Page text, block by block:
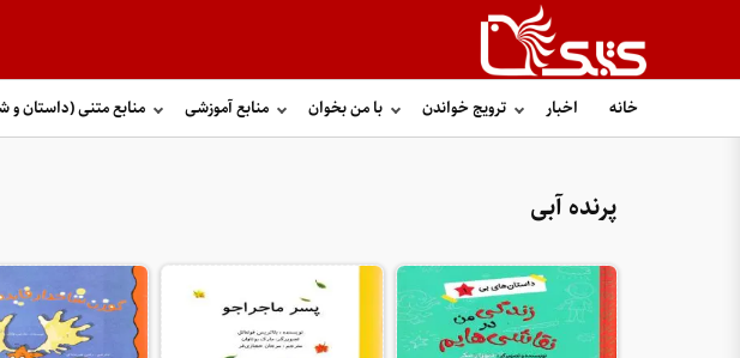
خانه اخبار ترویج خواندن با من بخوان منابع آموزشی منابع متنی (داستان و
پرنده آبی